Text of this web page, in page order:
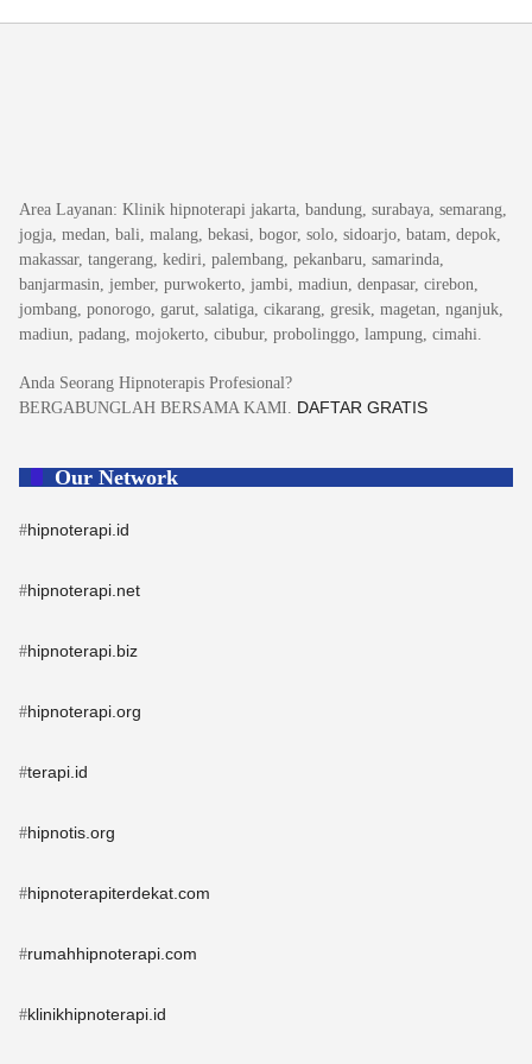
Area Layanan: Klinik hipnoterapi jakarta, bandung, surabaya, semarang,
jogja, medan, bali, malang, bekasi, bogor, solo, sidoarjo, batam, depok,
makassar, tangerang, kediri, palembang, pekanbaru, samarinda,
banjarmasin, jember, purwokerto, jambi, madiun, denpasar, cirebon,
jombang, ponorogo, garut, salatiga, cikarang, gresik, magetan, nganjuk,
madiun, padang, mojokerto, cibubur, probolinggo, lampung, cimahi.
Anda Seorang Hipnoterapis Profesional?
BERGABUNGLAH BERSAMA KAMI.
DAFTAR GRATIS
Our Network
#hipnoterapi.id
#hipnoterapi.net
#hipnoterapi.biz
#hipnoterapi.org
#terapi.id
#hipnotis.org
#hipnoterapiterdekat.com
#rumahhipnoterapi.com
#klinikhipnoterapi.id